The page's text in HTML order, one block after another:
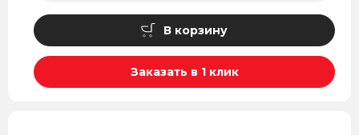
В корзину
Заказать в 1 клик